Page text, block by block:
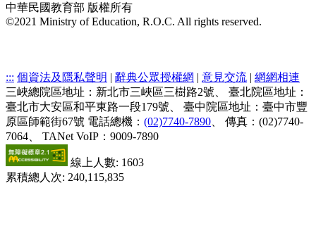
中華民國教育部 版權所有
©2021 Ministry of Education, R.O.C. All rights reserved.
::: 個資法及隱私聲明 | 辭典公眾授權網 | 意見交流 | 網網相連
三峽總院區地址：新北市三峽區三樹路2號、
臺北院區地址：
臺北市大安區和平東路一段179號、
臺中院區地址：臺中市豐
原區師範街67號 電話總機： (02)7740-7890
傳真：(02)7740-
7064、
TANet VoIP：9009-7890
線上人數: 1603
累積總人次: 240,115,835